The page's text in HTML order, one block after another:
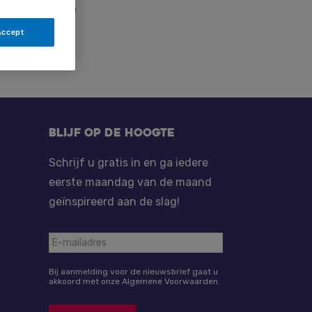
Slechte
in
Blijf op de hoogte
Schrijf u gratis in en ga iedere
eerste maandag van de maand
geïnspireerd aan de slag!
Bij aanmelding voor de nieuwsbrief gaat u
akkoord met onze Algemene Voorwaarden.